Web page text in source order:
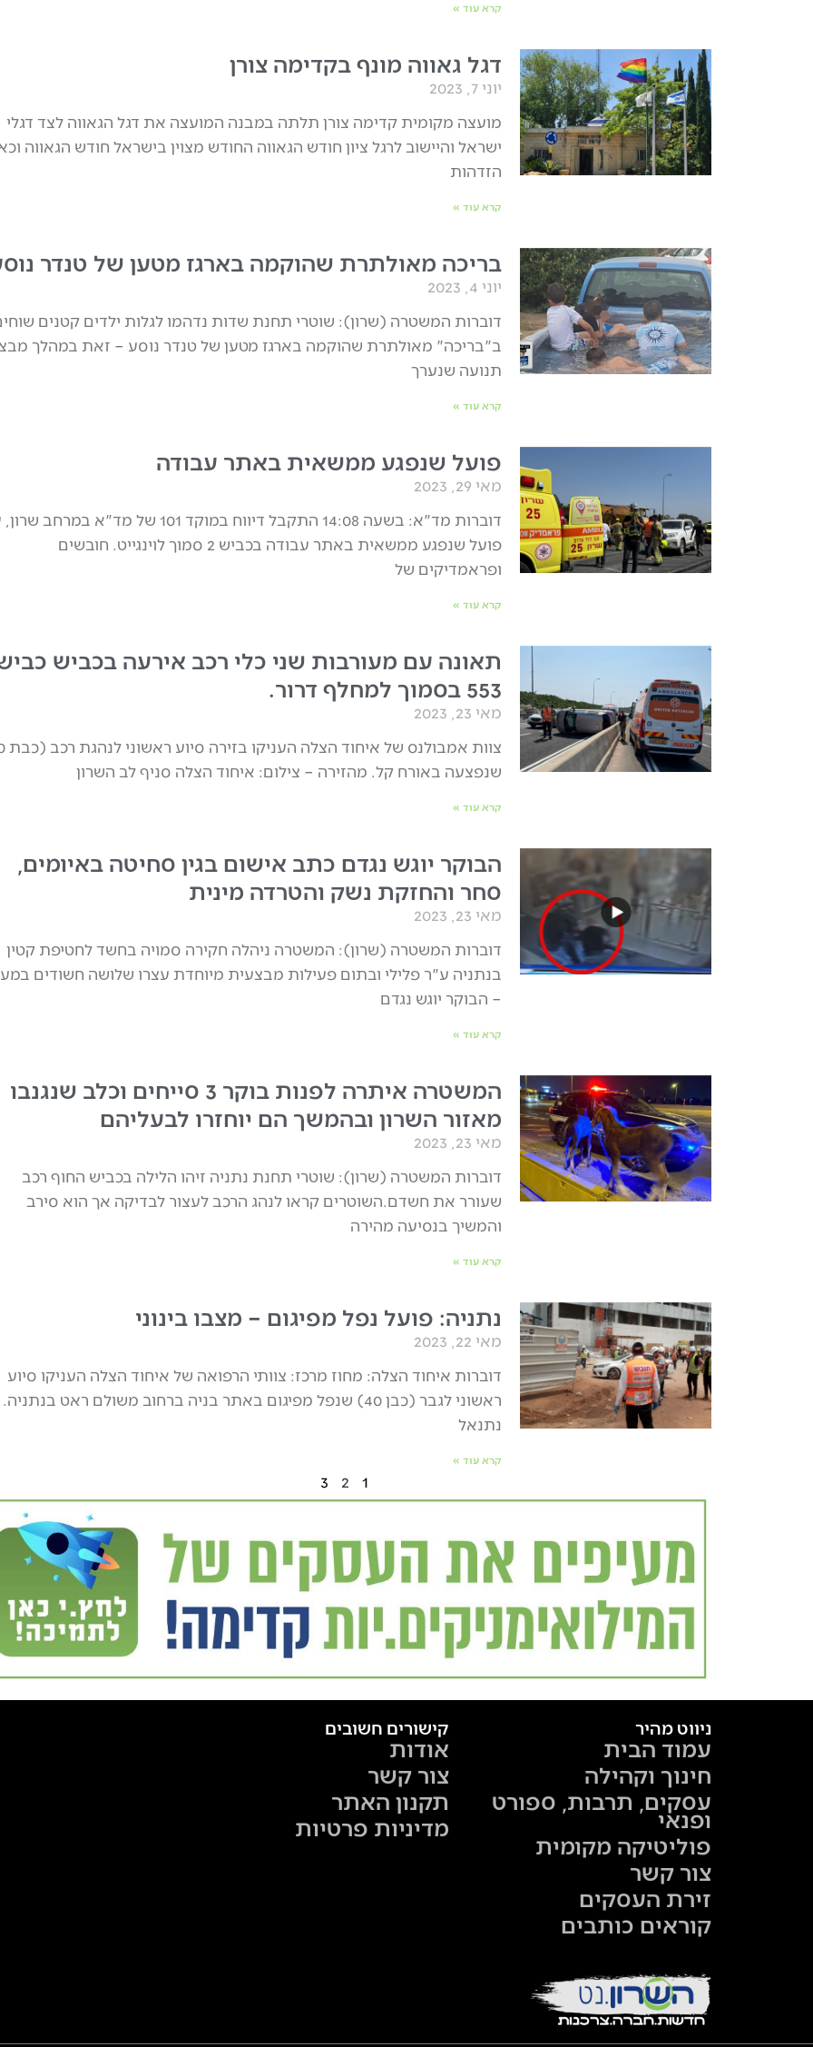
קרא עוד »
דגל גאווה מונף בקדימה צורן
יוני 7, 2023
מועצה מקומית קדימה צורן תלתה במבנה המועצה את דגל הגאווה לצד דגלי
ישראל והיישוב לרגל ציון חודש הגאווה החודש מצוין בישראל חודש הגאווה
הזדהות
קרא עוד »
בריכה מאולתרת שהוקמה בארגז מטען של טנדר
יוני 4, 2023
דוברות המשטרה (שרון): שוטרי תחנת שדות נדהמו לגלות ילדים קטנים
ב"בריכה" מאולתרת שהוקמה בארגז מטען של טנדר נוסע – זאת במהלך
תנועה שנערך
קרא עוד »
פועל שנפגע ממשאית באתר עבודה
מאי 29, 2023
דוברות מד"א: בשעה 14:08 התקבל דיווח במוקד 101 של מד"א במרחב
פועל שנפגע ממשאית באתר עבודה בכביש 2 סמוך לוינגייט. חובשים
ופראמדיקים של
קרא עוד »
תאונה עם מעורבות שני כלי רכב אירעה בכביש
553 בסמוך למחלף דרור.
מאי 23, 2023
שנפצעה באורח קל. מהזירה – צילום: איחוד הצלה סניף לב השרון
קרא עוד »
הבוקר יוגש נגדם כתב אישום בגין סחיטה באיומים,
סחר והחזקת נשק והטרדה מינית
מאי 23, 2023
דוברות המשטרה (שרון): המשטרה ניהלה חקירה סמויה בחשד לחטיפת קטין
בנתניה ע"ר פלילי ובתום פעילות מבצעית מיוחדת עצרו שלושה חשודים
– הבוקר יוגש נגדם
קרא עוד »
המשטרה איתרה לפנות בוקר 3 סייחים וכלב שנגנבו
מאזור השרון ובהמשך הם יוחזרו לבעליהם
מאי 23, 2023
דוברות המשטרה (שרון): שוטרי תחנת נתניה זיהו הלילה בכביש החוף רכב
שעורר את חשדם.השוטרים קראו לנהג הרכב לעצור לבדיקה אך הוא סירב
והמשיך בנסיעה מהירה
קרא עוד »
נתניה: פועל נפל מפיגום – מצבו בינוני
מאי 22, 2023
דוברות איחוד הצלה: מחוז מרכז: צוותי הרפואה של איחוד הצלה העניקו סיוע
ראשוני לגבר (כבן 40) שנפל מפיגום באתר בניה ברחוב משולם ראט בנתניה.
נתנאל
קרא עוד »
1
2
3
ניווט מהיר
עמוד הבית
חינוך וקהילה
עסקים, תרבות, ספורט
ופנאי
פוליטיקה מקומית
צור קשר
זירת העסקים
קוראים כותבים
קישורים חשובים
אודות
צור קשר
תקנון האתר
מדיניות פרטיות